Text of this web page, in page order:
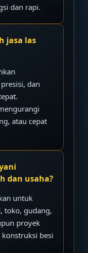
dan rapi.
jasa las
dan
atau cepat
dan usaha?
untuk
toko, gudang,
proyek
besi